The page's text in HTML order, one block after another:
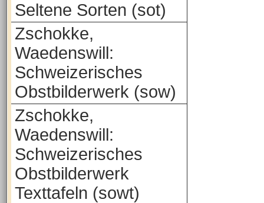
Seltene Sorten (sot)
Zschokke,
Waedenswill:
Schweizerisches
Obstbilderwerk (sow)
Zschokke,
Waedenswill:
Schweizerisches
Obstbilderwerk
Texttafeln (sowt)